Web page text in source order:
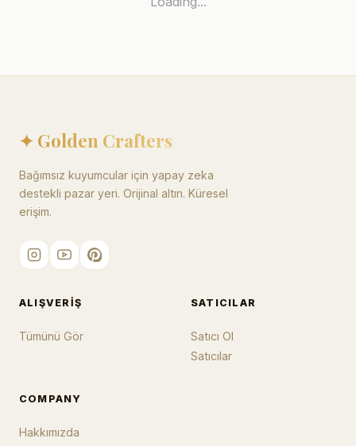
✦ Golden Crafters
Bağımsız kuyumcular için yapay zeka
destekli pazar yeri. Orijinal altın. Küresel
erişim.
ALIŞVERIŞ
Tümünü Gör
SATICILAR
Satıcı Ol
Satıcılar
COMPANY
Hakkımızda